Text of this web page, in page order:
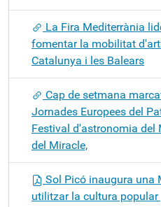
La Fira Mediterrània
fomentar la mobilitat
Catalunya i les Balears
Cap de setmana
Jornades Europees del
Festival d'astronomia del
del Miracle,
Sol Picó inaugura una
utilitzar la cultura popular